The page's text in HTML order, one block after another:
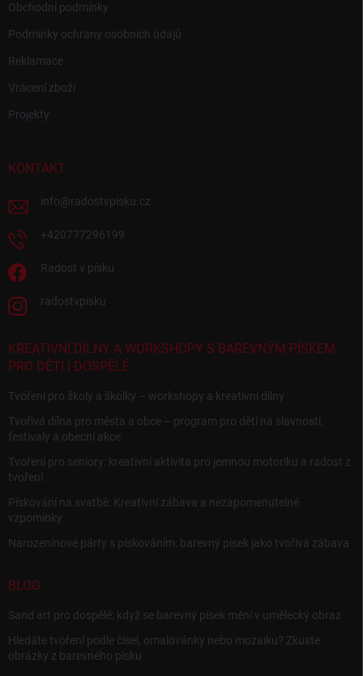
Obchodní podmínky
Podmínky ochrany osobních údajů
Reklamace
Vrácení zboží
Projekty
KONTAKT
info@radostvpisku.cz
+420777296199
Radost v písku
radostvpisku
KREATIVNÍ DÍLNY A WORKSHOPY S BAREVNÝM PÍSKEM
PRO DĚTI I DOSPĚLÉ
Tvoření pro školy a školky – workshopy a kreativní dílny
Tvořivá dílna pro města a obce – program pro děti na slavnosti,
festivaly a obecní akce
Tvoření pro seniory: kreativní aktivita pro jemnou motoriku a radost z
tvoření
Pískování na svatbě: Kreativní zábava a nezapomenutelné
vzpomínky
Narozeninové párty s pískováním: barevný písek jako tvořivá zábava
BLOG
Sand art pro dospělé: když se barevný písek mění v umělecký obraz
Hledáte tvoření podle čísel, omalovánky nebo mozaiku? Zkuste
obrázky z barevného písku